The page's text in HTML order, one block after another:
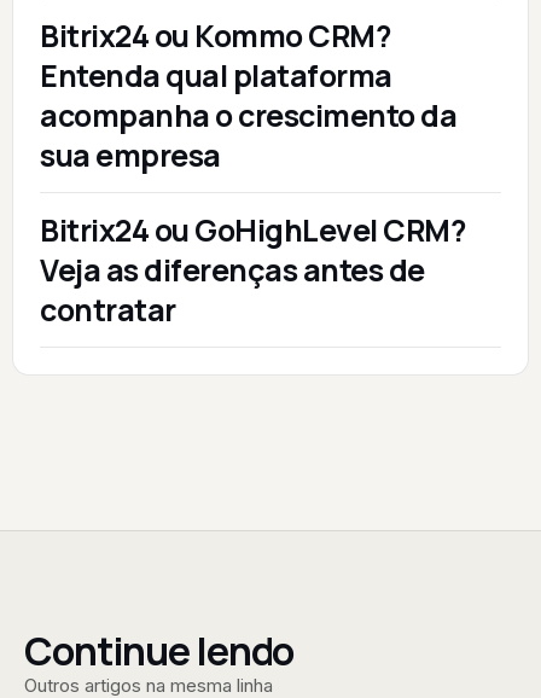
Bitrix24 ou Kommo CRM?
Entenda qual plataforma
acompanha o crescimento da
sua empresa
Bitrix24 ou GoHighLevel CRM?
Veja as diferenças antes de
contratar
Continue lendo
Outros artigos na mesma linha